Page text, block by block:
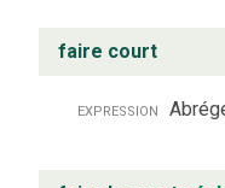
faire court
expression